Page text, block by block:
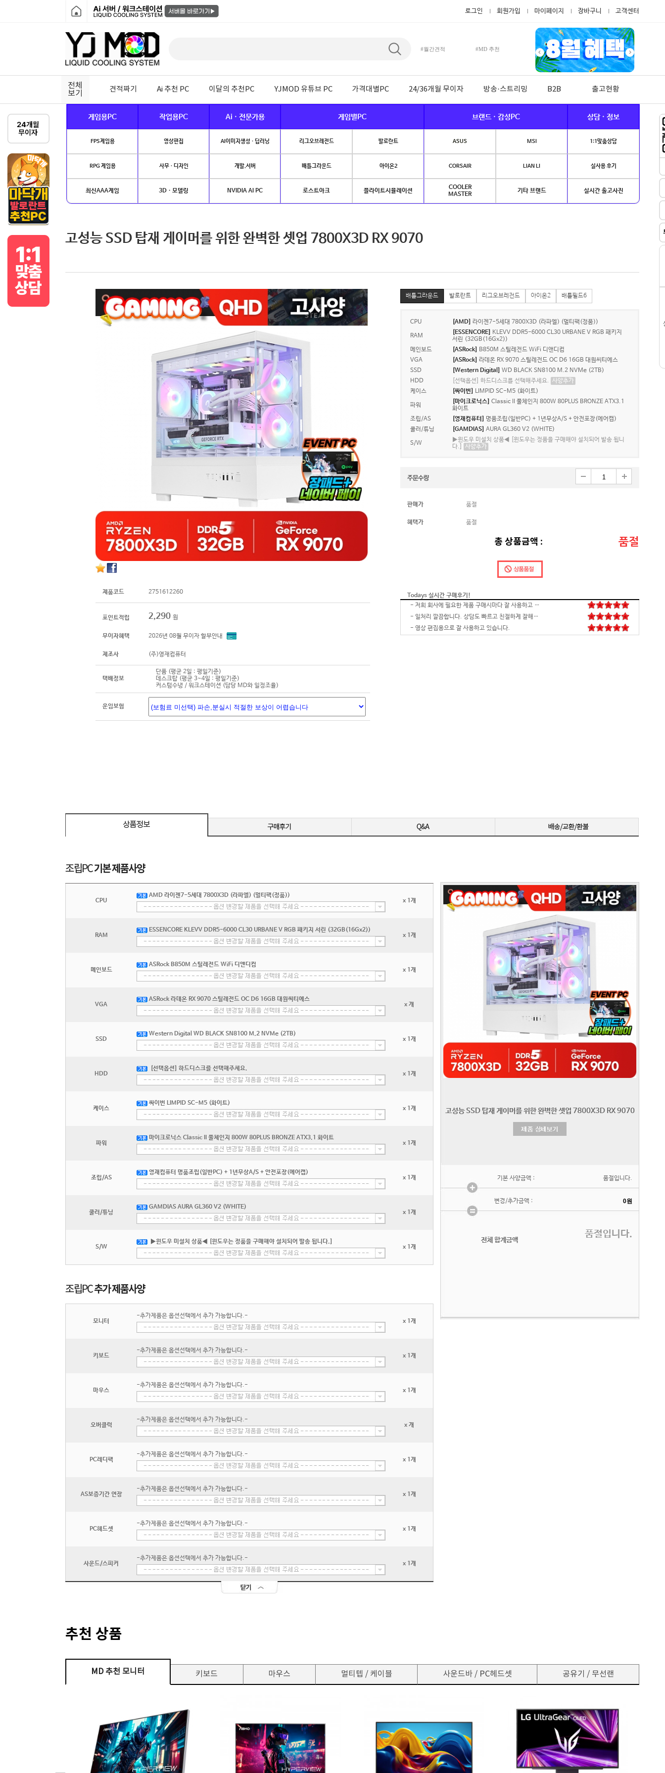
로그인 회원가입 마이페이지 장바구니 고객센터
#월간견적 #MD 추천
전체
보기
견적짜기 Ai 추천 PC 이달의 추천PC YJMOD 유튜브 PC 가격대별PC 24/36개월 무이자 방송·스트리밍 B2B 출고현황
게임용PC 작업용PC Ai · 전문가용 게임별PC 브랜드 · 감성PC 상담 · 정보
FPS게임용 영상편집 AI이미지생성 · 딥러닝 리그오브레전드 발로란트 ASUS MSI 1:1맞춤상담
RPG 게임용 사무 · 디자인 개발.서버 배틀그라운드 아이온2 CORSAIR LIAN LI 실사용 후기
최신AAA게임 3D · 모델링 NVIDIA AI PC 로스트아크 플라이트시뮬레이션
COOLER
MASTER
기타 브랜드 실시간 출고사진
고성능 SSD 탑재 게이머를 위한 완벽한 셋업 7800X3D RX 9070
제품코드 2751612260
포인트적립 2,290 원
무이자혜택 2026년 08월 무이자 할부안내
제조사 (주)영재컴퓨터
택배정보
단품 (평균 2일 : 평일기준)
데스크탑 (평균 3~4일 : 평일기준)
커스텀수냉 / 워크스테이션 (담당 MD와 일정조율)
운임보험
배틀그라운드 발로란트 리그오브레전드 아이온2 배틀필드6
CPU [AMD] 라이젠7-5세대 7800X3D (라파엘) (멀티팩(정품))
RAM
[ESSENCORE]
KLEVV DDR5-6000 CL30 URBANE V RGB 패키지
서린 (32GB(16Gx2))
메인보드
[ASRock] B850M 스틸레전드 WiFi 디앤디컴
VGA
[ASRock] 라데온 RX 9070 스틸레전드 OC D6 16GB 대원씨티에스
SSD
[Western Digital] WD BLACK SN8100 M.2 NVMe (2TB)
HDD
[선택옵션] 하드디스크를 선택해주세요. 사양추가
케이스
[싸이번]
LIMPID SC-M5 (화이트)
파워
[마이크로닉스] Classic II 풀체인지 800W 80PLUS BRONZE ATX3.1
화이트
조립/AS
[영재컴퓨터]
명품조립(일반PC) + 1년무상A/S + 안전포장(에어캡)
쿨러/튜닝
[GAMDIAS] AURA GL360 V2 (WHITE)
S/W
▶윈도우 미설치 상품◀ [윈도우는 정품을 구매해야 설치되어 발송 됩니
다.]
사양추가
판매가 품절
혜택가 품절
총 상품금액 : 품절
Todays 실시간 구매후기!
-
배송,포장 완벽하고 컴 잘 받았습니다.세팅후 컴퓨터 사양대로 잘 되네요. 감사합니다. 발열,소리 1도 없는거 실화임 ㅋㅋㅋ
-
영롱하고 아름답습니다. 타건감도 좋습니다. 미스터리 박스랑 마우스만 사면 돼겠네요
-
CPU
AMD 라이젠7-5세대 7800X3D (라파엘) (멀티팩(정품))
x 1개
RAM
ESSENCORE KLEVV DDR5-6000 CL30 URBANE V RGB 패키지 서린 (32GB(16Gx2))
x 1개
메인보드
ASRock B850M 스틸레전드 WiFi 디앤디컴
x 1개
VGA
ASRock 라데온 RX 9070 스틸레전드 OC D6 16GB 대원씨티에스
x 개
SSD
Western Digital WD BLACK SN8100 M.2 NVMe (2TB)
x 1개
HDD
[선택옵션] 하드디스크를 선택해주세요.
x 1개
케이스
싸이번 LIMPID SC-M5 (화이트)
x 1개
파워
마이크로닉스 Classic II 풀체인지 800W 80PLUS BRONZE ATX3.1 화이트
x 1개
조립/AS
영재컴퓨터 명품조립(일반PC) + 1년무상A/S + 안전포장(에어캡)
x 1개
쿨러/튜닝
GAMDIAS AURA GL360 V2 (WHITE)
x 1개
S/W
▶윈도우 미설치 상품◀ [윈도우는 정품을 구매해야 설치되어 발송 됩니다.]
x 1개
모니터
-추가제품은 옵션선택에서 추가 가능합니다.-
x 1개
키보드
-추가제품은 옵션선택에서 추가 가능합니다.-
x 1개
마우스
-추가제품은 옵션선택에서 추가 가능합니다.-
x 1개
오버클럭
-추가제품은 옵션선택에서 추가 가능합니다.-
x 개
PC레디팩
-추가제품은 옵션선택에서 추가 가능합니다.-
x 1개
AS보증기간 연장
-추가제품은 옵션선택에서 추가 가능합니다.-
x 1개
PC헤드셋
-추가제품은 옵션선택에서 추가 가능합니다.-
x 1개
사운드/스피커
-추가제품은 옵션선택에서 추가 가능합니다.-
x 1개
기본 사양금액 : 품절입니다.
변경/추가금액 :
전체 합계금액
품절입니다.
추천 상품
MD 추천 모니터 키보드 마우스 멀티텝 / 케이블 사운드바 / PC헤드셋 공유기 / 무선랜